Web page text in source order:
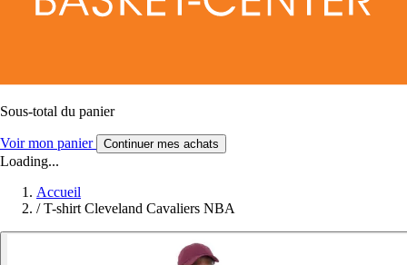
Sous-total du panier
Voir mon panier Continuer mes achats
Loading...
Accueil
/ T-shirt Cleveland Cavaliers NBA